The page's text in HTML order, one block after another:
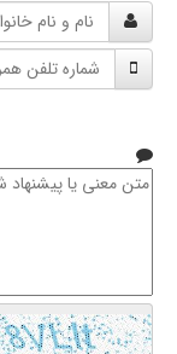
و
نام
خانوادگی
شماره
تلفن
متن